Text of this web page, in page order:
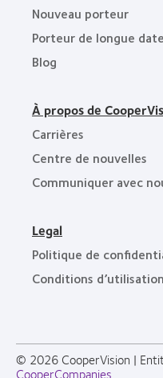
Nouveau porteur
Porteur de longue date
Blog
À propos de
Carrières
Centre de nouvelles
Communiquer avec
Legal
Politique de
Conditions d’utilisation
© 2026 CooperVision |
CooperCompanies